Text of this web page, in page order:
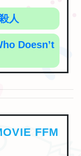
人
Doesn’t
FFM